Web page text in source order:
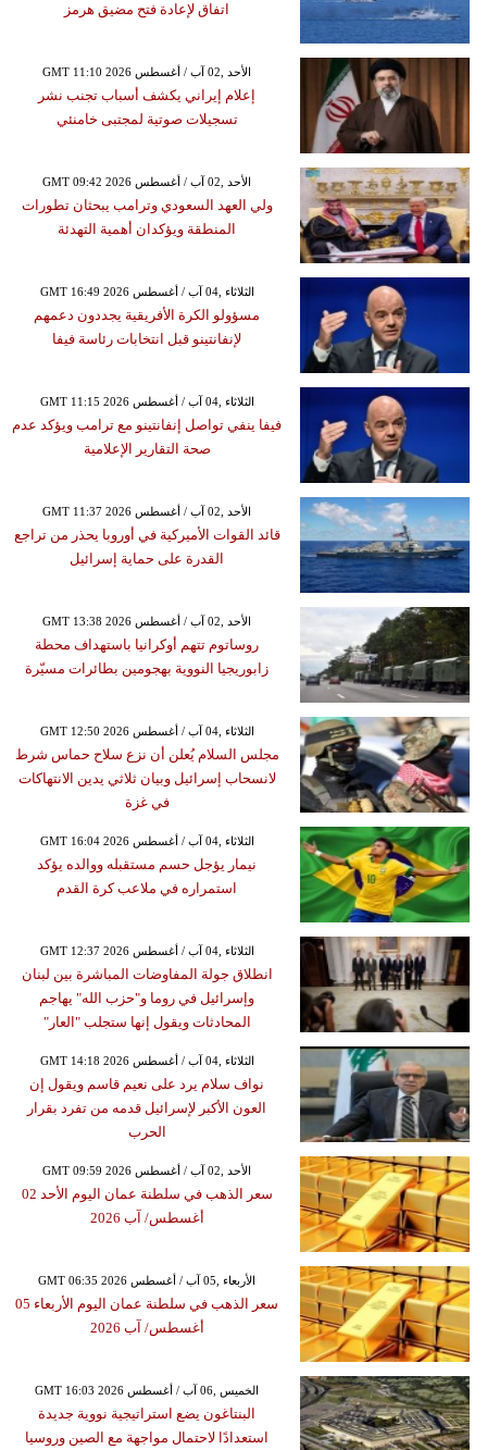
اتفاق لإعادة فتح مضيق هرمز
GMT 11:10 2026 الأحد ,02 آب / أغسطس
إعلام إيراني يكشف أسباب تجنب نشر
تسجيلات صوتية لمجتبى خامنئي
GMT 09:42 2026 الأحد ,02 آب / أغسطس
ولي العهد السعودي وترامب يبحثان تطورات
المنطقة ويؤكدان أهمية التهدئة
GMT 16:49 2026 الثلاثاء ,04 آب / أغسطس
مسؤولو الكرة الأفريقية يجددون دعمهم
لإنفانتينو قبل انتخابات رئاسة فيفا
GMT 11:15 2026 الثلاثاء ,04 آب / أغسطس
فيفا ينفي تواصل إنفانتينو مع ترامب ويؤكد عدم
صحة التقارير الإعلامية
GMT 11:37 2026 الأحد ,02 آب / أغسطس
قائد القوات الأميركية في أوروبا يحذر من تراجع
القدرة على حماية إسرائيل
GMT 13:38 2026 الأحد ,02 آب / أغسطس
روساتوم تتهم أوكرانيا باستهداف محطة
زابوريجيا النووية بهجومين بطائرات مسيّرة
GMT 12:50 2026 الثلاثاء ,04 آب / أغسطس
مجلس السلام يُعلن أن نزع سلاح حماس شرط
لانسحاب إسرائيل وبيان ثلاثي يدين الانتهاكات
في غزة
GMT 16:04 2026 الثلاثاء ,04 آب / أغسطس
نيمار يؤجل حسم مستقبله ووالده يؤكد
استمراره في ملاعب كرة القدم
GMT 12:37 2026 الثلاثاء ,04 آب / أغسطس
انطلاق جولة المفاوضات المباشرة بين لبنان
وإسرائيل في روما و"حزب الله" يهاجم
المحادثات ويقول إنها ستجلب "العار"
GMT 14:18 2026 الثلاثاء ,04 آب / أغسطس
نواف سلام يرد على نعيم قاسم ويقول إن
العون الأكبر لإسرائيل قدمه من تفرد بقرار
الحرب
GMT 09:59 2026 الأحد ,02 آب / أغسطس
سعر الذهب في سلطنة عمان اليوم الأحد 02
أغسطس/ آب 2026
GMT 06:35 2026 الأربعاء ,05 آب / أغسطس
سعر الذهب في سلطنة عمان اليوم الأربعاء 05
أغسطس/ آب 2026
GMT 16:03 2026 الخميس ,06 آب / أغسطس
البنتاغون يضع استراتيجية نووية جديدة
استعدادًا لاحتمال مواجهة مع الصين وروسيا